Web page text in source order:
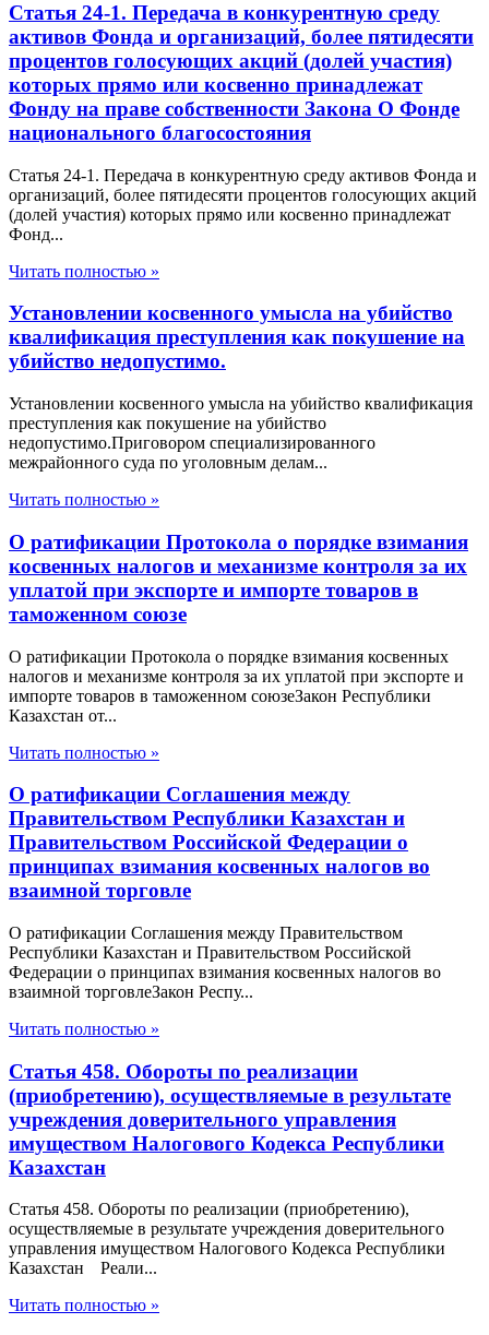
Статья 24-1. Передача в конкурентную среду
активов Фонда и организаций, более пятидесяти
процентов голосующих акций (долей участия)
которых прямо или косвенно принадлежат
Фонду на праве собственности Закона О Фонде
национального благосостояния
Статья 24-1. Передача в конкурентную среду активов Фонда и
организаций, более пятидесяти процентов голосующих акций
(долей участия) которых прямо или косвенно принадлежат
Фонд...
Читать полностью »
Установлении косвенного умысла на убийство
квалификация преступления как покушение на
убийство недопустимо.
Установлении косвенного умысла на убийство квалификация
преступления как покушение на убийство
недопустимо.Приговором специализированного
межрайонного суда по уголовным делам...
Читать полностью »
О ратификации Протокола о порядке взимания
косвенных налогов и механизме контроля за их
уплатой при экспорте и импорте товаров в
таможенном союзе
О ратификации Протокола о порядке взимания косвенных
налогов и механизме контроля за их уплатой при экспорте и
импорте товаров в таможенном союзеЗакон Республики
Казахстан от...
Читать полностью »
О ратификации Соглашения между
Правительством Республики Казахстан и
Правительством Российской Федерации о
принципах взимания косвенных налогов во
взаимной торговле
О ратификации Соглашения между Правительством
Республики Казахстан и Правительством Российской
Федерации о принципах взимания косвенных налогов во
взаимной торговлеЗакон Респу...
Читать полностью »
Статья 458. Обороты по реализации
(приобретению), осуществляемые в результате
учреждения доверительного управления
имуществом Налогового Кодекса Республики
Казахстан
Статья 458. Обороты по реализации (приобретению),
осуществляемые в результате учреждения доверительного
управления имуществом Налогового Кодекса Республики
Казахстан Реали...
Читать полностью »